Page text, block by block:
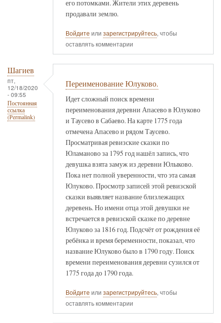
его потомками. Жители этих деревень
продавали землю.
Войдите или зарегистрируйтесь, чтобы
оставлять комментарии
Шагиев
пт,
12/18/2020
- 09:55
Постоянная
ссылка
(Permalink)
Переименование Юлуково.
Идет сложный поиск времени
переименования деревни Апасево в Юлуково
и Таусево в Сабаево. На карте 1775 года
отмечена Апасево и рядом Таусево.
Просматривая ревизские сказки по
Юламаново за 1795 год нашёл запись, что
девушка взята замуж из деревни Юлыково.
Пока нет полной уверенности, что эта самая
Юлуково. Просмотр записей этой ревизской
сказки выявляет название близлежащих
деревень. Но имени отца этой девушки не
встречается в ревизской сказке по деревне
Юлуково за 1816 год. Подсчёт от рождения её
ребёнка и время беременности, показал, что
название Юлуково было в 1790 году. Поиск
времени переименования деревни сузился от
1775 года до 1790 года.
Войдите или зарегистрируйтесь, чтобы
оставлять комментарии